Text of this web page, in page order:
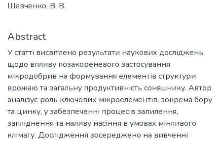
Шевченко, В. В.
Abstract
У статті висвітлено результати наукових досліджень
щодо впливу позакореневого застосування
мікродобрив на формування елементів структури
врожаю та загальну продуктивність соняшнику. Автор
аналізує роль ключових мікроелементів, зокрема бору
та цинку, у забезпеченні процесів запилення,
запліднення та наливу насіння в умовах мінливого
клімату. Дослідження зосереджено на вивченні